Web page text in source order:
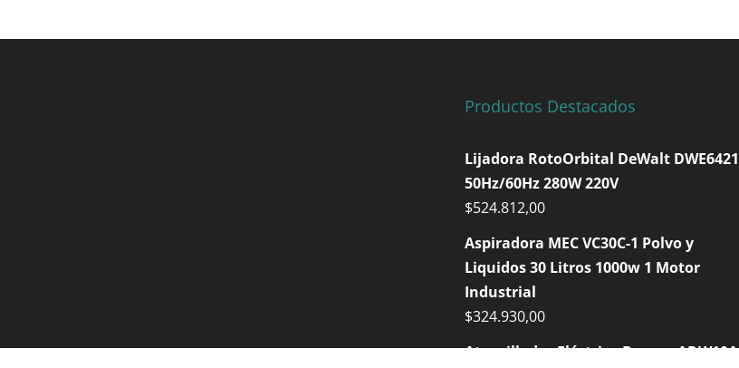
Productos Destacados
Lijadora RotoOrbital DeWalt DWE6421
50Hz/60Hz 280W 220V
$524.812,00
Aspiradora MEC VC30C-1 Polvo y
Liquidos 30 Litros 1000w 1 Motor
Industrial
$324.930,00
Atornillador Eléctrico Barovo ADW10A